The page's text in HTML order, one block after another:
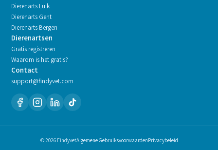
Dierenarts Luik
Dierenarts Gent
Dierenarts Bergen
Dierenartsen
Gratis registreren
Waarom is het gratis?
Contact
support@findyvet.com
© 2026 FindyvetAlgemene GebruiksvoorwaardenPrivacybeleid